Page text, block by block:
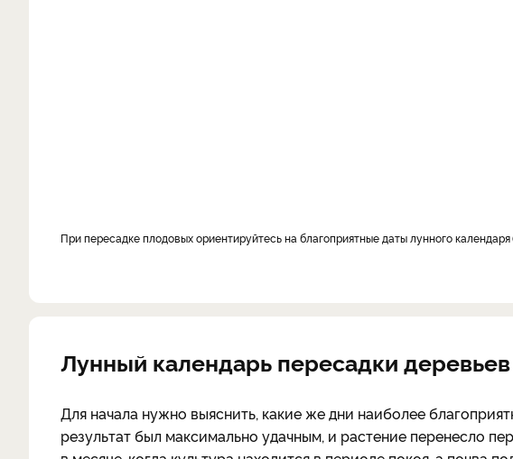
При пересадке плодовых ориентируйтесь на благоприятные даты лунного календаря
Лунный календарь пересадки
Для начала нужно выяснить, какие же дни наиболее
результат был максимально удачным, и растение перенесло